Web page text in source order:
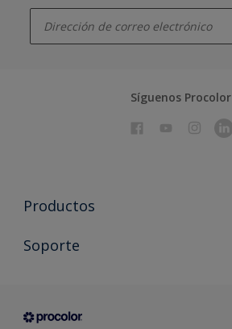
Síguenos Procolor
Productos
Todos los productos
Condiciones generales de venta
Soporte